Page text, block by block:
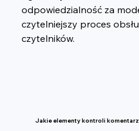
odpowiedzialność za
czytelniejszy proces
czytelników.
Jakie elementy kontroli